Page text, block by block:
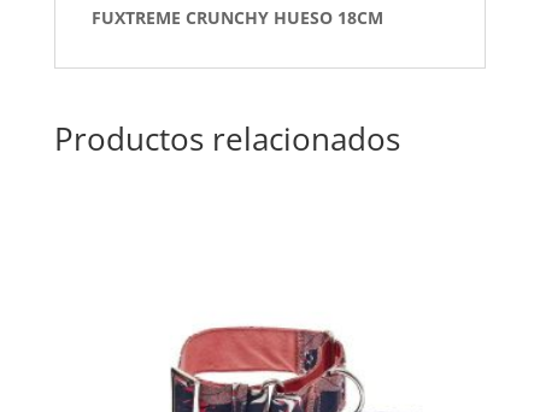
FUXTREME CRUNCHY HUESO 18CM
Productos relacionados